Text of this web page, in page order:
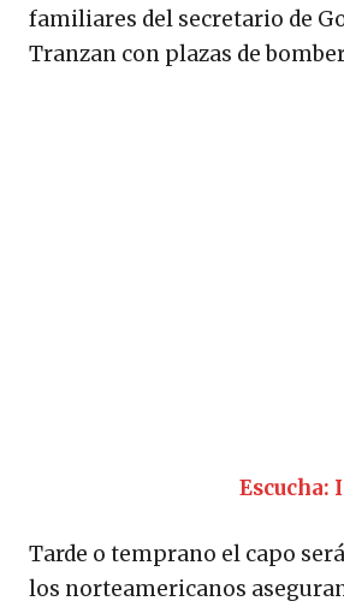
familiares del secretario de
Tranzan con plazas de
Escucha:
Tarde o temprano el capo
los norteamericanos